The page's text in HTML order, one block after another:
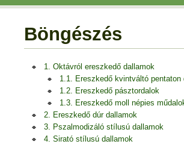
Böngészés
1. Oktávról ereszkedő dallamok
1.1. Ereszkedő kvintváltó pentaton
1.2. Ereszkedő pásztordalok
1.3. Ereszkedő moll népies
2. Ereszkedő dúr dallamok
3. Pszalmodizáló stílusú dallamok
4. Sirató stílusú dallamok